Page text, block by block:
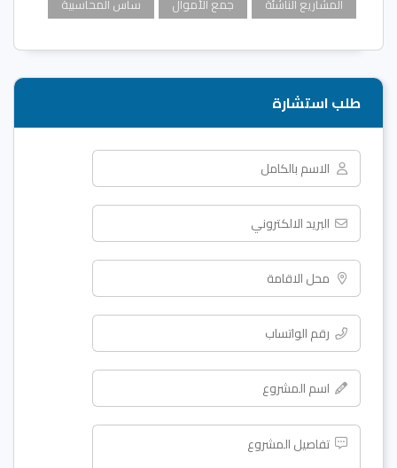
المشاريع الناشئة جمع الأموال ساس المحاسبية
طلب استشارة